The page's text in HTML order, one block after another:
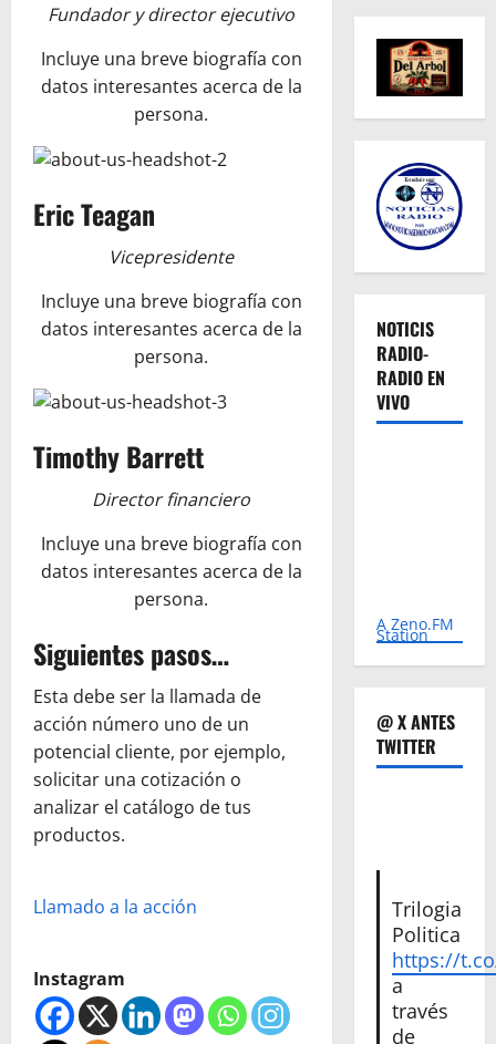
Fundador y director ejecutivo
Incluye una breve biografía con
datos interesantes acerca de la
persona.
Eric Teagan
Vicepresidente
Incluye una breve biografía con
datos interesantes acerca de la
persona.
Timothy Barrett
Director financiero
Incluye una breve biografía con
datos interesantes acerca de la
persona.
Siguientes pasos…
Esta debe ser la llamada de
acción número uno de un
potencial cliente, por ejemplo,
solicitar una cotización o
analizar el catálogo de tus
productos.
Llamado a la acción
Instagram
NOTICIS
RADIO-
RADIO EN
VIVO
A Zeno.FM
Station
@ X ANTES
TWITTER
Trilogia
Politica
https://
a
través
de